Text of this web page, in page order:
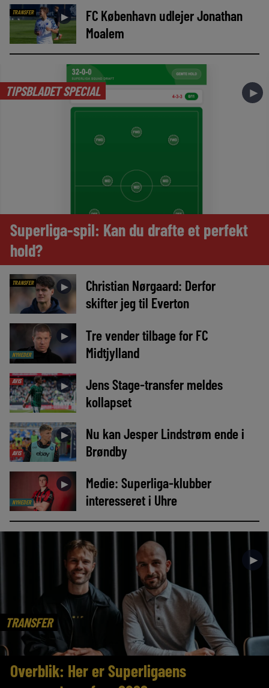
TRANSFER ►
FC København udlejer Jonathan
Moalem
TIPSBLADET SPECIAL ►
Superliga-spil: Kan du drafte et perfekt
hold?
TRANSFER ►
Christian Nørgaard: Derfor
skifter jeg til Everton
NYHEDER
►
Tre vender tilbage for FC
Midtjylland
AVIS ►
Jens Stage-transfer meldes
kollapset
AVIS
►
Nu kan Jesper Lindstrøm ende i
Brøndby
NYHEDER
►
Medie: Superliga-klubber
interesseret i Uhre
TRANSFER
►
Overblik: Her er Superligaens